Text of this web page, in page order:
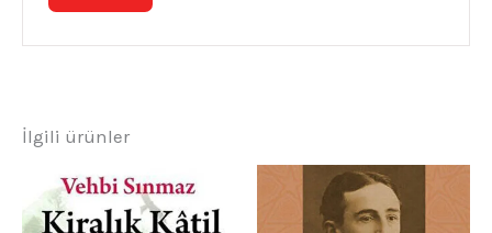
İlgili ürünler